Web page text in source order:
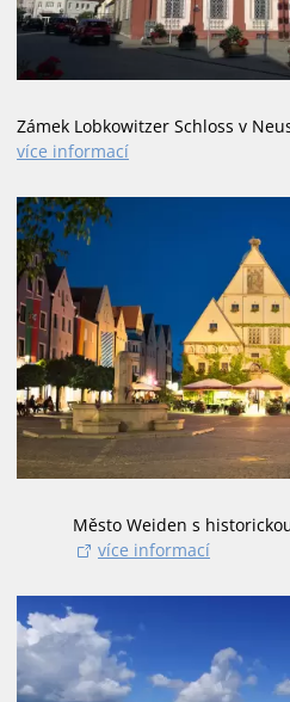
Zámek Lobkowitzer Schloss v
více informací
Město Weiden s
více informací